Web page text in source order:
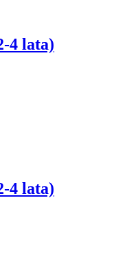
4 lata)
4 lata)